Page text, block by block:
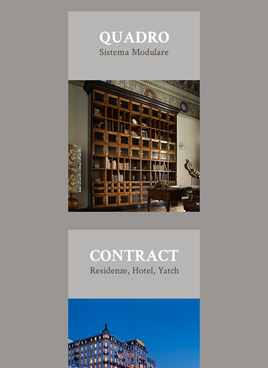
QUADRO
Sistema Modulare
CONTRACT
Residenze, Hotel, Yatch